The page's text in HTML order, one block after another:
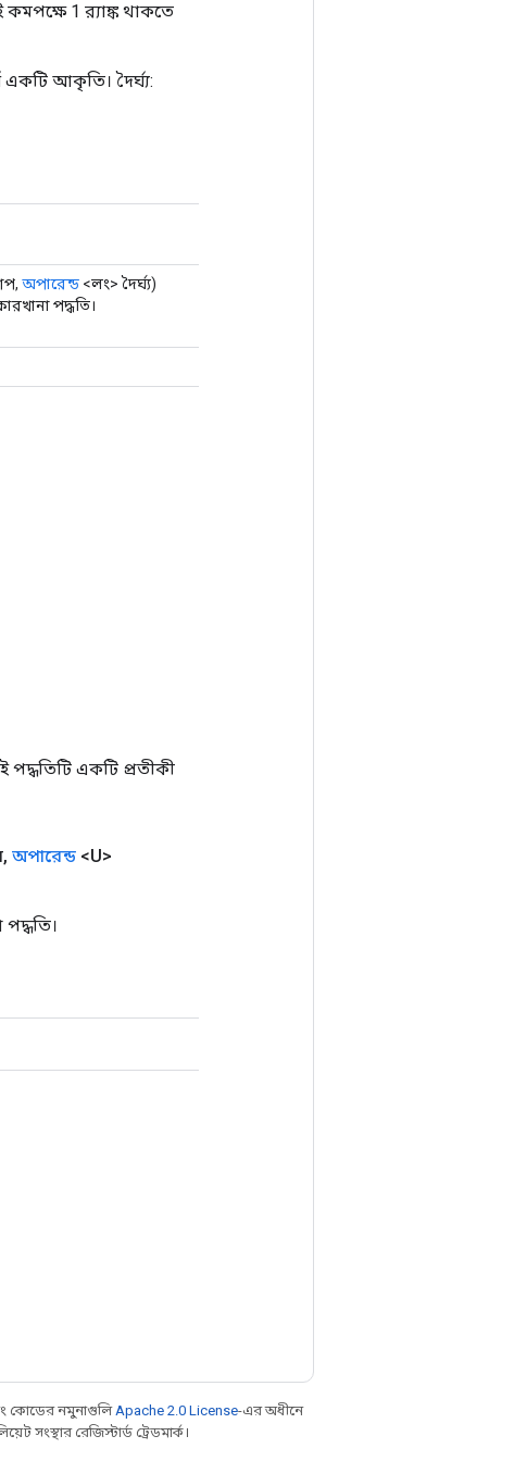
1 র‍্যাঙ্ক থাকতে
একটি আকৃতি। দৈর্ঘ্য:
অপারেন্ড <লং> দৈর্ঘ্য)
পদ্ধতি।
একটি প্রতীকী
, অপারেন্ড <U>
কোডের নমুনাগুলি Apache 2.0 License-এর অধীনে
সংস্থার রেজিস্টার্ড ট্রেডমার্ক।